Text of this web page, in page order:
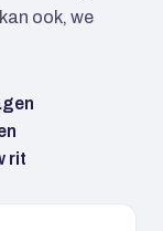
ook, we
rit